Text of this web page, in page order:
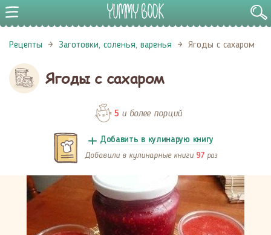
Рецепты Заготовки, соленья, варенья Ягоды с сахаром
Ягоды с сахаром
5 и более порций
Добавить в кулинарую книгу
Добавили в кулинарные книги 97 раз